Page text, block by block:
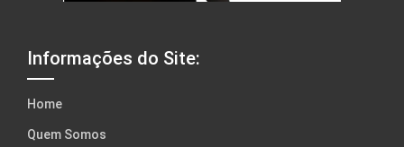
Informações do Site:
Home
Quem Somos